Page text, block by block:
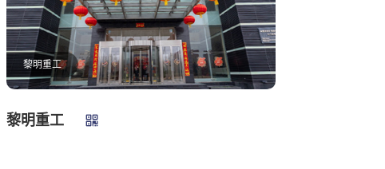
黎明重工
黎明重工